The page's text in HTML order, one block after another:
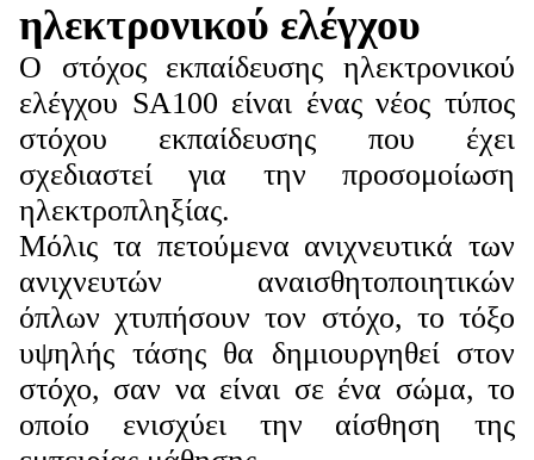
ηλεκτρονικού ελέγχου
Ο στόχος εκπαίδευσης ηλεκτρονικού
ελέγχου SA100 είναι ένας νέος τύπος
στόχου εκπαίδευσης που έχει
σχεδιαστεί για την προσομοίωση
ηλεκτροπληξίας.
Μόλις τα πετούμενα ανιχνευτικά των
ανιχνευτών αναισθητοποιητικών
όπλων χτυπήσουν τον στόχο, το τόξο
υψηλής τάσης θα δημιουργηθεί στον
στόχο, σαν να είναι σε ένα σώμα, το
οποίο ενισχύει την αίσθηση της